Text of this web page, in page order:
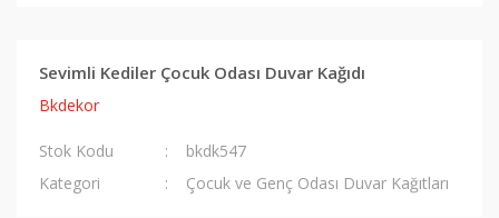
Sevimli Kediler Çocuk Odası Duvar Kağıdı
Bkdekor
Stok Kodu
bkdk547
Kategori
Çocuk ve Genç Odası Duvar Kağıtları